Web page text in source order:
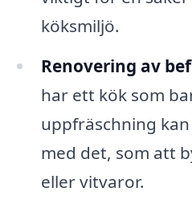
köksmiljö.
Renovering av
har ett kök som
uppfräschning
med det, som att
eller vitvaror.